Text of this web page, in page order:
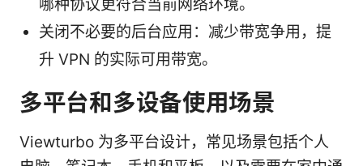
哪种协议更符合当前网络环境。
关闭不必要的后台应用：减少带宽争用，提
升 VPN 的实际可用带宽。
多平台和多设备使用场景
Viewturbo 为多平台设计，常见场景包括个人